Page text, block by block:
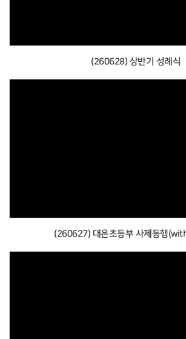
(260628) 상반기 성례식
(260627) 대은초등부 사제동행